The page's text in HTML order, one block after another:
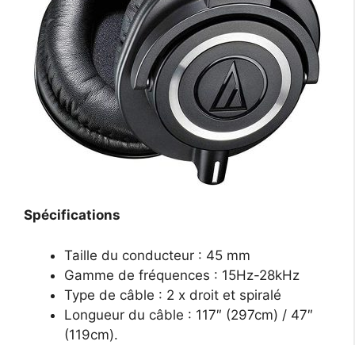
Spécifications
Taille du conducteur : 45 mm
Gamme de fréquences : 15Hz-28kHz
Type de câble : 2 x droit et spiralé
Longueur du câble : 117″ (297cm) / 47″
(119cm).